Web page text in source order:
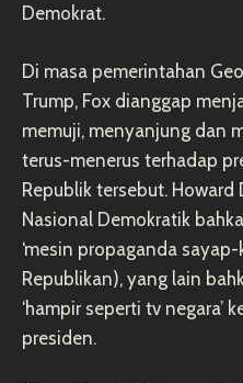
Demokrat.
Di masa pemerintahan
Trump, Fox dianggap
memuji, menyanjung dan
terus-menerus terhadap
Republik tersebut. Howard
Nasional Demokratik
‘mesin propaganda
Republikan), yang lain
‘hampir seperti tv negara’
presiden.